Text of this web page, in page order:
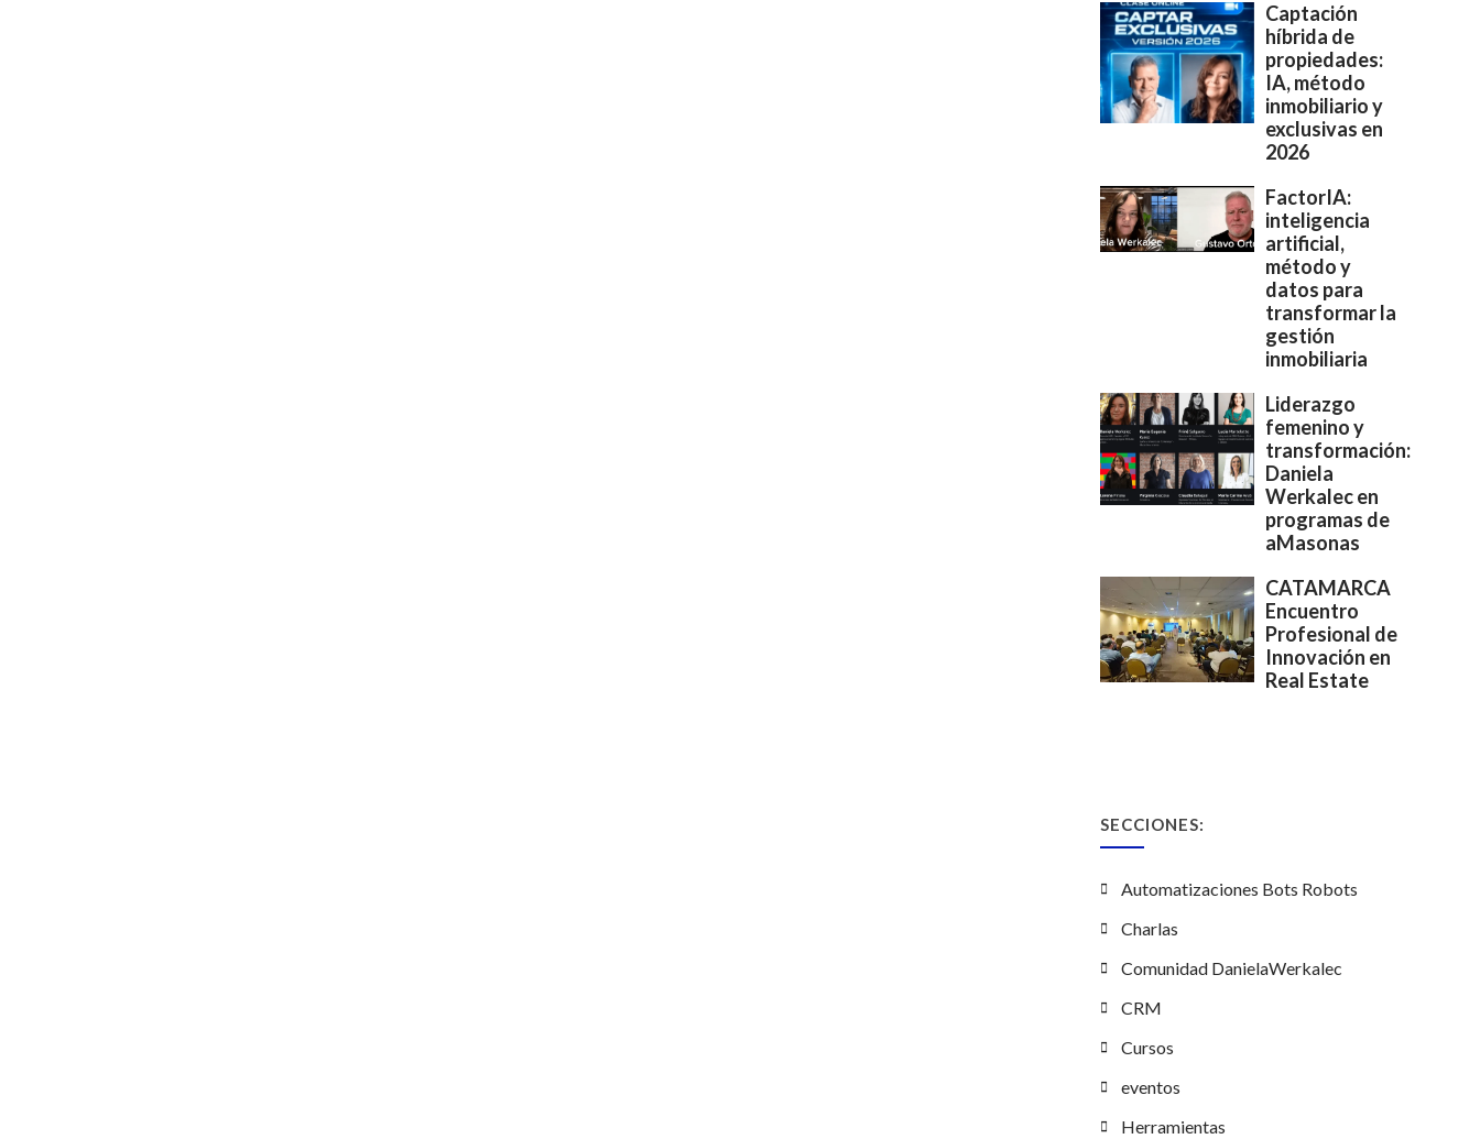
Captación
híbrida de
propiedades:
IA, método
inmobiliario y
exclusivas en
2026
FactorIA:
inteligencia
artificial,
método y
datos para
transformar la
gestión
inmobiliaria
Liderazgo
femenino y
transformación:
Daniela
Werkalec en
programas de
aMasonas
CATAMARCA
Encuentro
Profesional de
Innovación en
Real Estate
SECCIONES:
Automatizaciones Bots Robots
Charlas
Comunidad DanielaWerkalec
CRM
Cursos
eventos
Herramientas